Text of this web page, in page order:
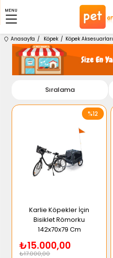
MENU
Anasayfa Köpek Köpek Aksesuarları
Sıralama
Karlie Köpekler İçin
Bisiklet Römorku
142x70x79 Cm
₺15.000,00
₺17.000,00
%12